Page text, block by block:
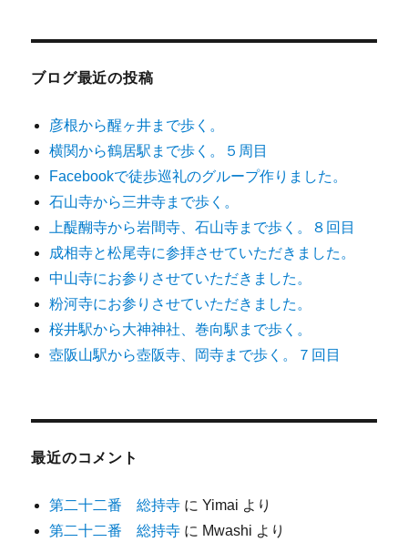
ブログ最近の投稿
彦根から醒ヶ井まで歩く。
横関から鶴居駅まで歩く。５周目
Facebookで徒歩巡礼のグループ作りました。
石山寺から三井寺まで歩く。
上醍醐寺から岩間寺、石山寺まで歩く。８回目
成相寺と松尾寺に参拝させていただきました。
中山寺にお参りさせていただきました。
粉河寺にお参りさせていただきました。
桜井駅から大神神社、巻向駅まで歩く。
壺阪山駅から壺阪寺、岡寺まで歩く。７回目
最近のコメント
第二十二番 総持寺 にYimai より
第二十二番 総持寺 に Mwashi より